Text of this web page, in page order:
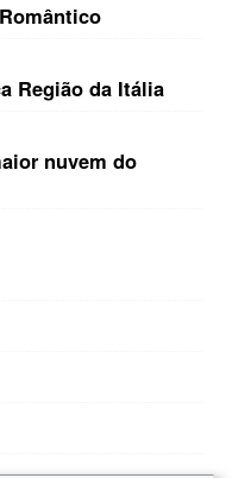
Região da Itália
nuvem do